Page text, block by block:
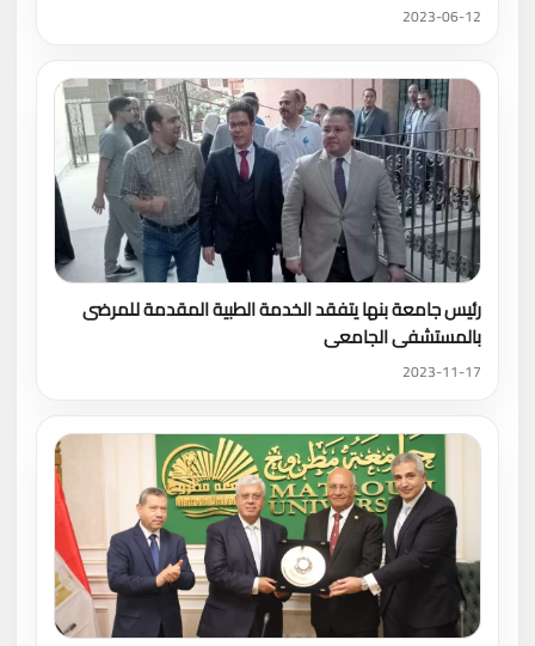
2023-06-12
رئيس جامعة بنها يتفقد الخدمة الطبية المقدمة للمرضى
بالمستشفى الجامعى
2023-11-17